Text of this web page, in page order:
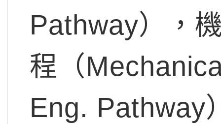
Pathway），
程（
Eng. Pathway